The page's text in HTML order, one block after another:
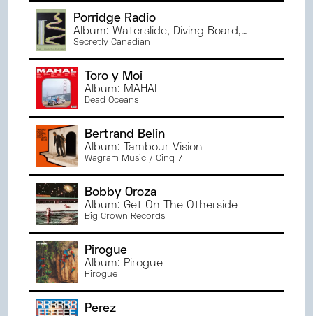
Porridge Radio
Album: Waterslide, Diving Board,
Ladder To The Sky
Secretly Canadian
Toro y Moi
Album: MAHAL
Dead Oceans
Bertrand Belin
Album: Tambour Vision
Wagram Music / Cinq 7
Bobby Oroza
Album: Get On The Otherside
Big Crown Records
Pirogue
Album: Pirogue
Pirogue
Perez